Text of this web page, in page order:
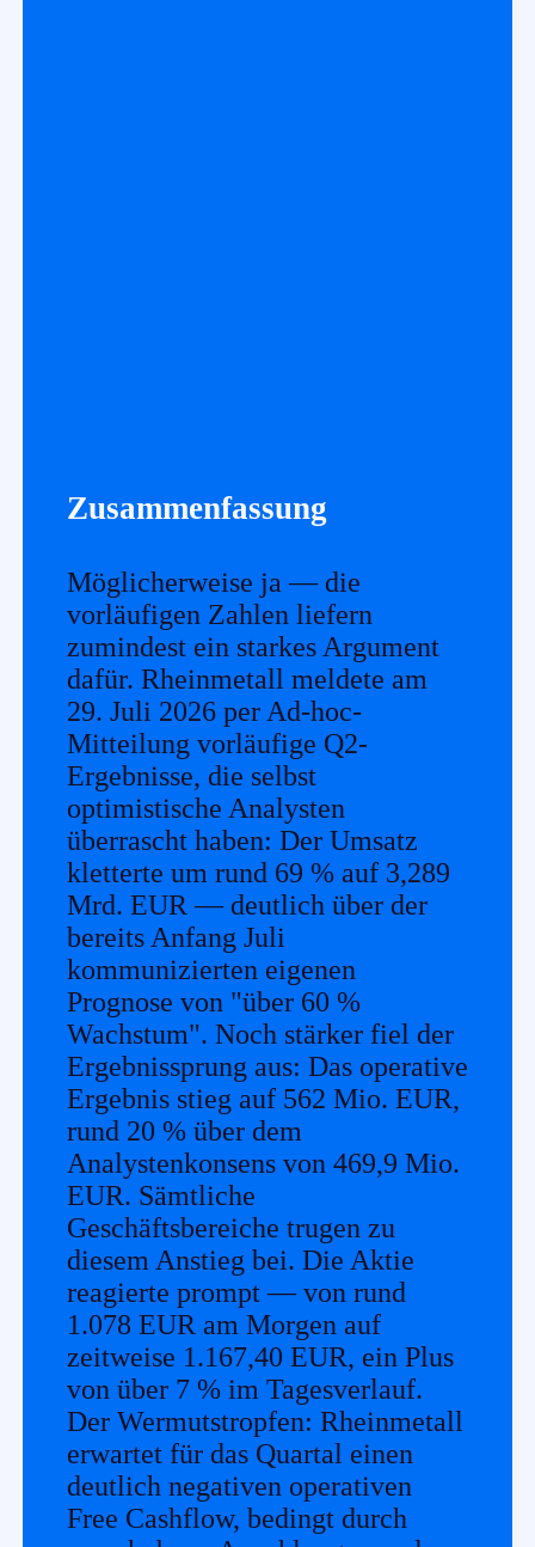
Zusammenfassung
Möglicherweise ja — die
vorläufigen Zahlen liefern
zumindest ein starkes Argument
dafür. Rheinmetall meldete am
29. Juli 2026 per Ad-hoc-
Mitteilung vorläufige Q2-
Ergebnisse, die selbst
optimistische Analysten
überrascht haben: Der Umsatz
kletterte um rund 69 % auf 3,289
Mrd. EUR — deutlich über der
bereits Anfang Juli
kommunizierten eigenen
Prognose von "über 60 %
Wachstum". Noch stärker fiel der
Ergebnissprung aus: Das operative
Ergebnis stieg auf 562 Mio. EUR,
rund 20 % über dem
Analystenkonsens von 469,9 Mio.
EUR. Sämtliche
Geschäftsbereiche trugen zu
diesem Anstieg bei. Die Aktie
reagierte prompt — von rund
1.078 EUR am Morgen auf
zeitweise 1.167,40 EUR, ein Plus
von über 7 % im Tagesverlauf.
Der Wermutstropfen: Rheinmetall
erwartet für das Quartal einen
deutlich negativen operativen
Free Cashflow, bedingt durch